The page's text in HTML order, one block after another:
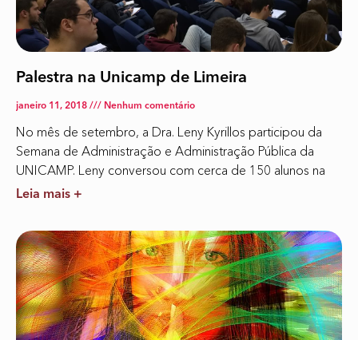
Palestra na Unicamp de Limeira
janeiro 11, 2018 Nenhum comentário
No mês de setembro, a Dra. Leny Kyrillos participou da
Semana de Administração e Administração Pública da
UNICAMP. Leny conversou com cerca de 150 alunos na
Leia mais +